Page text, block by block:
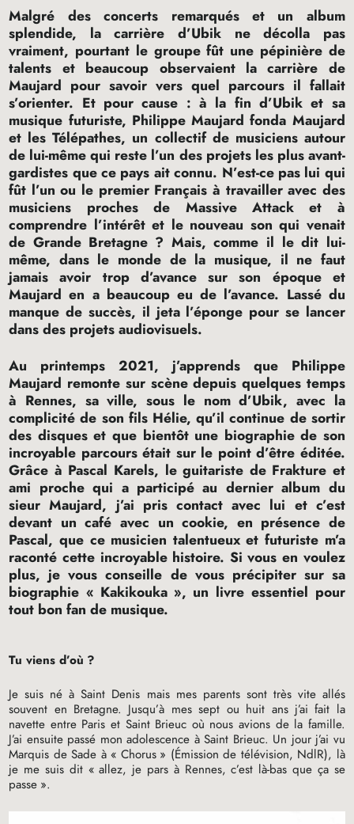
Malgré des concerts remarqués et un album
splendide, la carrière d’Ubik ne décolla pas
vraiment, pourtant le groupe fût une pépinière de
talents et beaucoup observaient la carrière de
Maujard pour savoir vers quel parcours il fallait
s’orienter. Et pour cause : à la fin d’Ubik et sa
musique futuriste, Philippe Maujard fonda Maujard
et les Télépathes, un collectif de musiciens autour
de lui-même qui reste l’un des projets les plus avant-
gardistes que ce pays ait connu. N’est-ce pas lui qui
fût l’un ou le premier Français à travailler avec des
musiciens proches de Massive Attack et à
comprendre l’intérêt et le nouveau son qui venait
de Grande Bretagne ? Mais, comme il le dit lui-
même, dans le monde de la musique, il ne faut
jamais avoir trop d’avance sur son époque et
Maujard en a beaucoup eu de l’avance. Lassé du
manque de succès, il jeta l’éponge pour se lancer
dans des projets audiovisuels.
Au printemps 2021, j’apprends que Philippe
Maujard remonte sur scène depuis quelques temps
à Rennes, sa ville, sous le nom d’Ubik, avec la
complicité de son fils Hélie, qu’il continue de sortir
des disques et que bientôt une biographie de son
incroyable parcours était sur le point d’être éditée.
Grâce à Pascal Karels, le guitariste de Frakture et
ami proche qui a participé au dernier album du
sieur Maujard, j’ai pris contact avec lui et c’est
devant un café avec un cookie, en présence de
Pascal, que ce musicien talentueux et futuriste m’a
raconté cette incroyable histoire. Si vous en voulez
plus, je vous conseille de vous précipiter sur sa
biographie « Kakikouka », un livre essentiel pour
tout bon fan de musique.
Tu viens d’où ?
Je suis né à Saint Denis mais mes parents sont très vite allés
souvent en Bretagne. Jusqu’à mes sept ou huit ans j’ai fait la
navette entre Paris et Saint Brieuc où nous avions de la famille.
J’ai ensuite passé mon adolescence à Saint Brieuc. Un jour j’ai vu
Marquis de Sade à « Chorus » (Émission de télévision, NdlR), là
je me suis dit « allez, je pars à Rennes, c’est là-bas que ça se
passe ».